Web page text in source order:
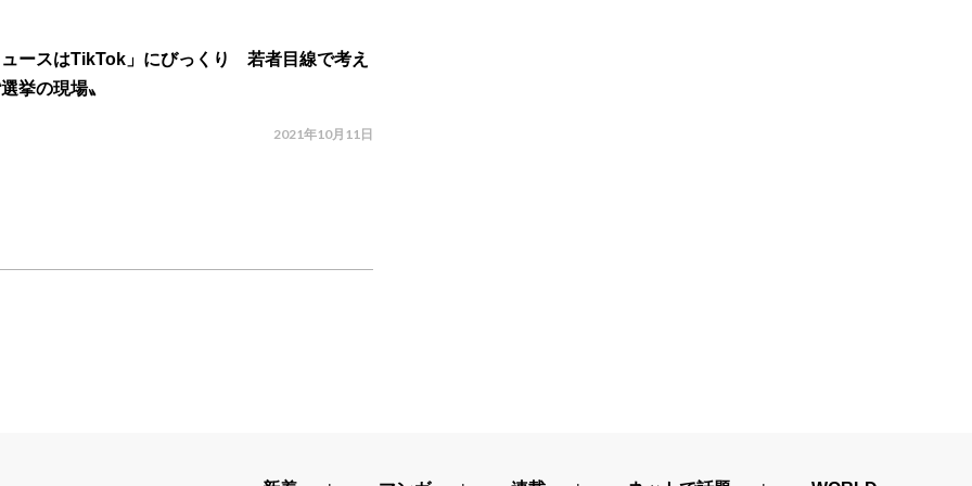
ースはTikTok」にびっくり 若者目線で考え
挙の現場〟
2021年10月11日